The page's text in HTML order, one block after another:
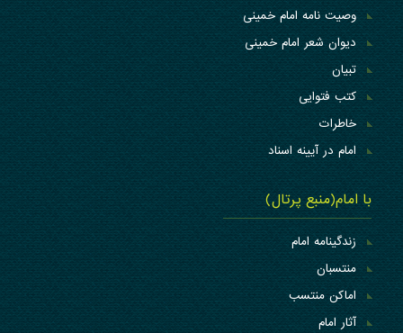
وصیت نامه امام خمینی
دیوان شعر امام خمینی
تبیان
کتب فتوایی
خاطرات
امام در آیینه اسناد
با امام(منبع پرتال)
زندگینامه امام
منتسبان
اماکن منتسب
آثار امام